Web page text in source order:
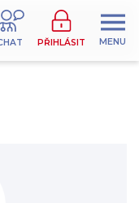
PŘIHLÁSIT MENU